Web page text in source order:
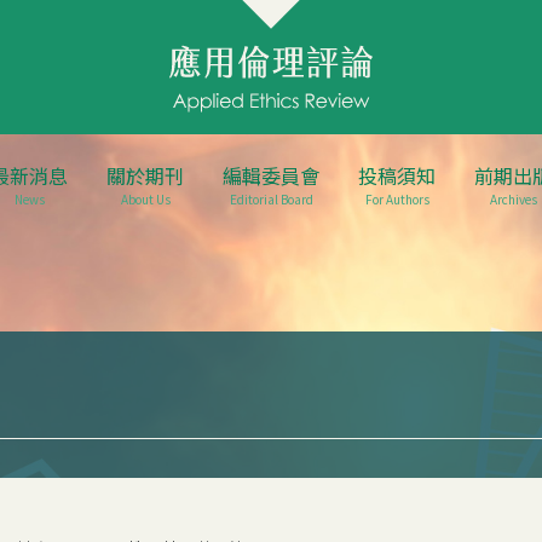
新消息
News
關於期刊
About Us
編輯委員會
Editorial Board
投稿須知
For Authors
前期出
Archives